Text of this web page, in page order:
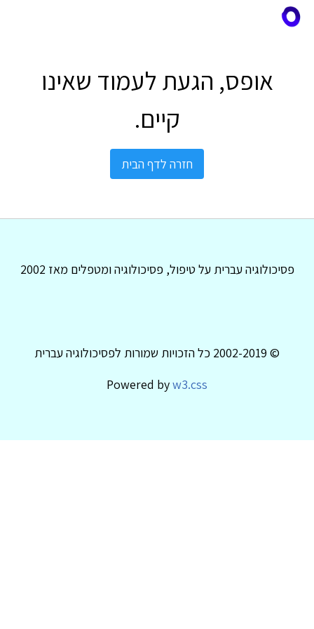
אופס, הגעת לעמוד שאינו
קיים.
חזרה לדף הבית
פסיכולוגיה עברית על טיפול, פסיכולוגיה ומטפלים מאז 2002
© 2002-2019 כל הזכויות שמורות לפסיכולוגיה עברית
Powered byw3.css